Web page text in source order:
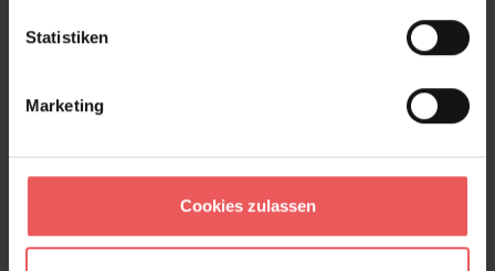
Statistiken
Marketing
Cookies zulassen
Bewertungen
FAQ Teilen!